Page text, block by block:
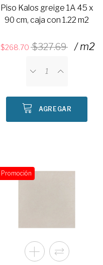
Piso Kalos greige 1A 45 x
90 cm, caja con 1.22 m2
268.70 327.69 / m2
AGREGAR
Promoción